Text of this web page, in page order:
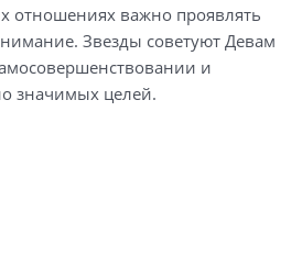
отношениях важно проявлять
Звезды советуют Девам
и
значимых целей.